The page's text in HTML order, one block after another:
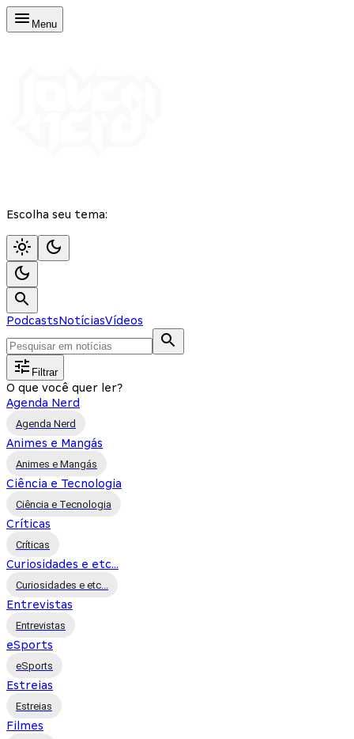
Menu
Escolha seu tema:
PodcastsNotíciasVídeos
Filtrar
O que você quer ler?
Agenda Nerd
Agenda Nerd
Animes e Mangás
Animes e Mangás
Ciência e Tecnologia
Ciência e Tecnologia
Críticas
Críticas
Curiosidades e etc...
Curiosidades e etc...
Entrevistas
Entrevistas
eSports
eSports
Estreias
Estreias
Filmes